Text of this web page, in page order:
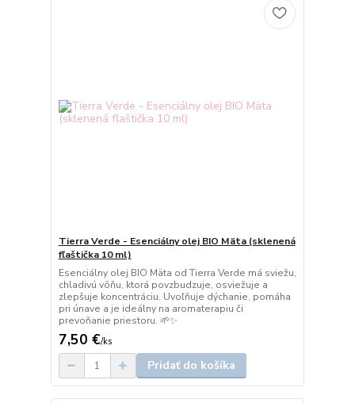
Tierra Verde - Esenciálny olej BIO Mäta (sklenená
fľaštička 10 ml)
Esenciálny olej BIO Mäta od Tierra Verde má sviežu,
chladivú vôňu, ktorá povzbudzuje, osviežuje a
zlepšuje koncentráciu. Uvoľňuje dýchanie, pomáha
pri únave a je ideálny na aromaterapiu či
prevoňanie priestoru. 🌱✨
7,50 €/ks
Pridať do košíka